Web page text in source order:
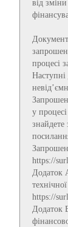
від
процесі
Наступні
у
знайдете
https://
Додаток
https://
Додаток